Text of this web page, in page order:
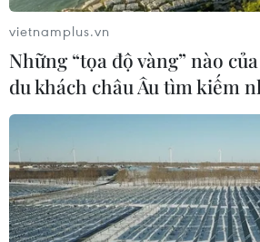
vietnamplus.vn
Những “tọa độ vàng” nào
du khách châu Âu tìm kiếm